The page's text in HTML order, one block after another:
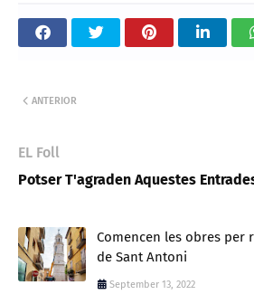
ANTERIOR
EL Foll
Potser T'agraden Aquestes
Comencen les obres per
de Sant Antoni
September 13, 2022